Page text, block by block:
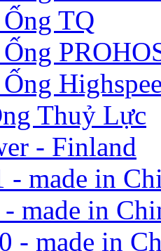
TQ
Thuỷ Lực
- Finland
- made in
made in
- made in